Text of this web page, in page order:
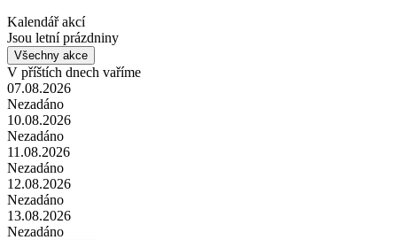
Kalendář akcí
Jsou letní prázdniny
Všechny akce
V příštích dnech vaříme
07.08.2026
Nezadáno
10.08.2026
Nezadáno
11.08.2026
Nezadáno
12.08.2026
Nezadáno
13.08.2026
Nezadáno